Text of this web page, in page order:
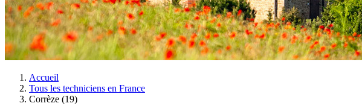
Accueil
Tous les techniciens en France
Corrèze (19)